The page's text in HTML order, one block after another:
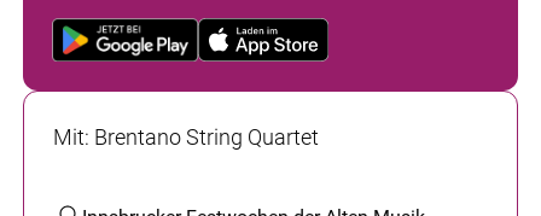
Mit: Brentano String Quartet